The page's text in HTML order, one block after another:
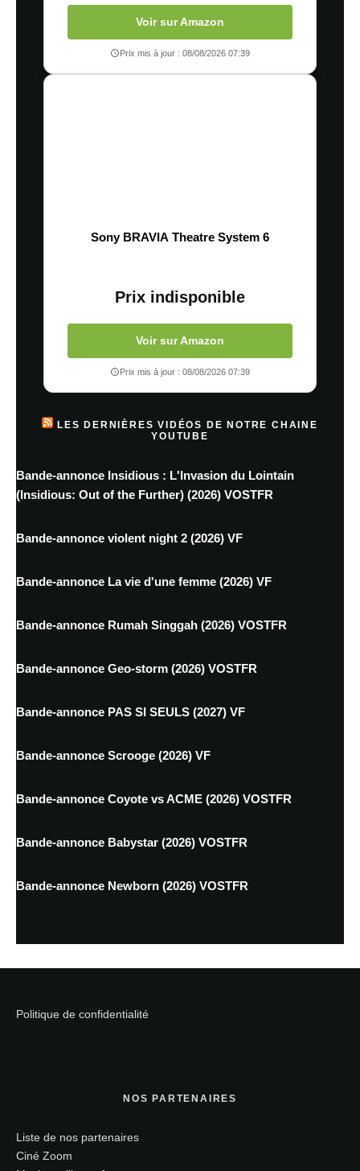
Voir sur Amazon
Prix mis à jour : 08/08/2026 07:39
Sony BRAVIA Theatre System 6
Prix indisponible
Voir sur Amazon
Prix mis à jour : 08/08/2026 07:39
LES DERNIÈRES VIDÉOS DE NOTRE CHAINE
YOUTUBE
Bande-annonce Insidious : L'Invasion du Lointain
(Insidious: Out of the Further) (2026) VOSTFR
Bande-annonce violent night 2 (2026) VF
Bande-annonce La vie d'une femme (2026) VF
Bande-annonce Rumah Singgah (2026) VOSTFR
Bande-annonce Geo-storm (2026) VOSTFR
Bande-annonce PAS SI SEULS (2027) VF
Bande-annonce Scrooge (2026) VF
Bande-annonce Coyote vs ACME (2026) VOSTFR
Bande-annonce Babystar (2026) VOSTFR
Bande-annonce Newborn (2026) VOSTFR
Politique de confidentialité
NOS PARTENAIRES
Liste de nos partenaires
Ciné Zoom